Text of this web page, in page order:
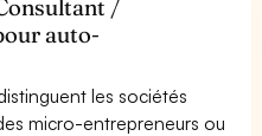
/
auto-
les sociétés
micro-entrepreneurs ou